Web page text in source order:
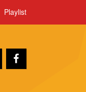
Playlist